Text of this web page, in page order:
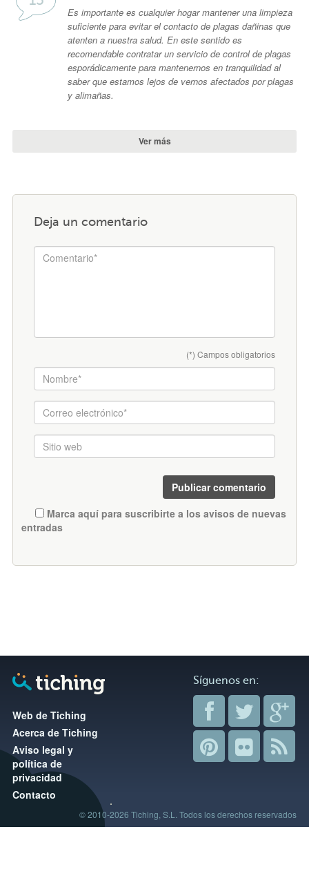
Es importante es cualquier hogar mantener una limpieza
suficiente para evitar el contacto de plagas dañinas que
atenten a nuestra salud. En este sentido es
recomendable contratar un servicio de control de plagas
esporádicamente para mantenernos en tranquilidad al
saber que estamos lejos de vernos afectados por plagas
y alimañas.
Ver más
Deja un comentario
(*) Campos obligatorios
Marca aquí para suscribirte a los avisos de nuevas
entradas
Web de Tiching
Acerca de Tiching
Aviso legal y
política de
privacidad
Contacto
Síguenos en:
© 2010-2026 Tiching, S.L. Todos los derechos reservados